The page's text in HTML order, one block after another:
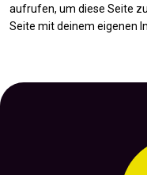
aufrufen, um diese Seite
Seite mit deinem eigenen